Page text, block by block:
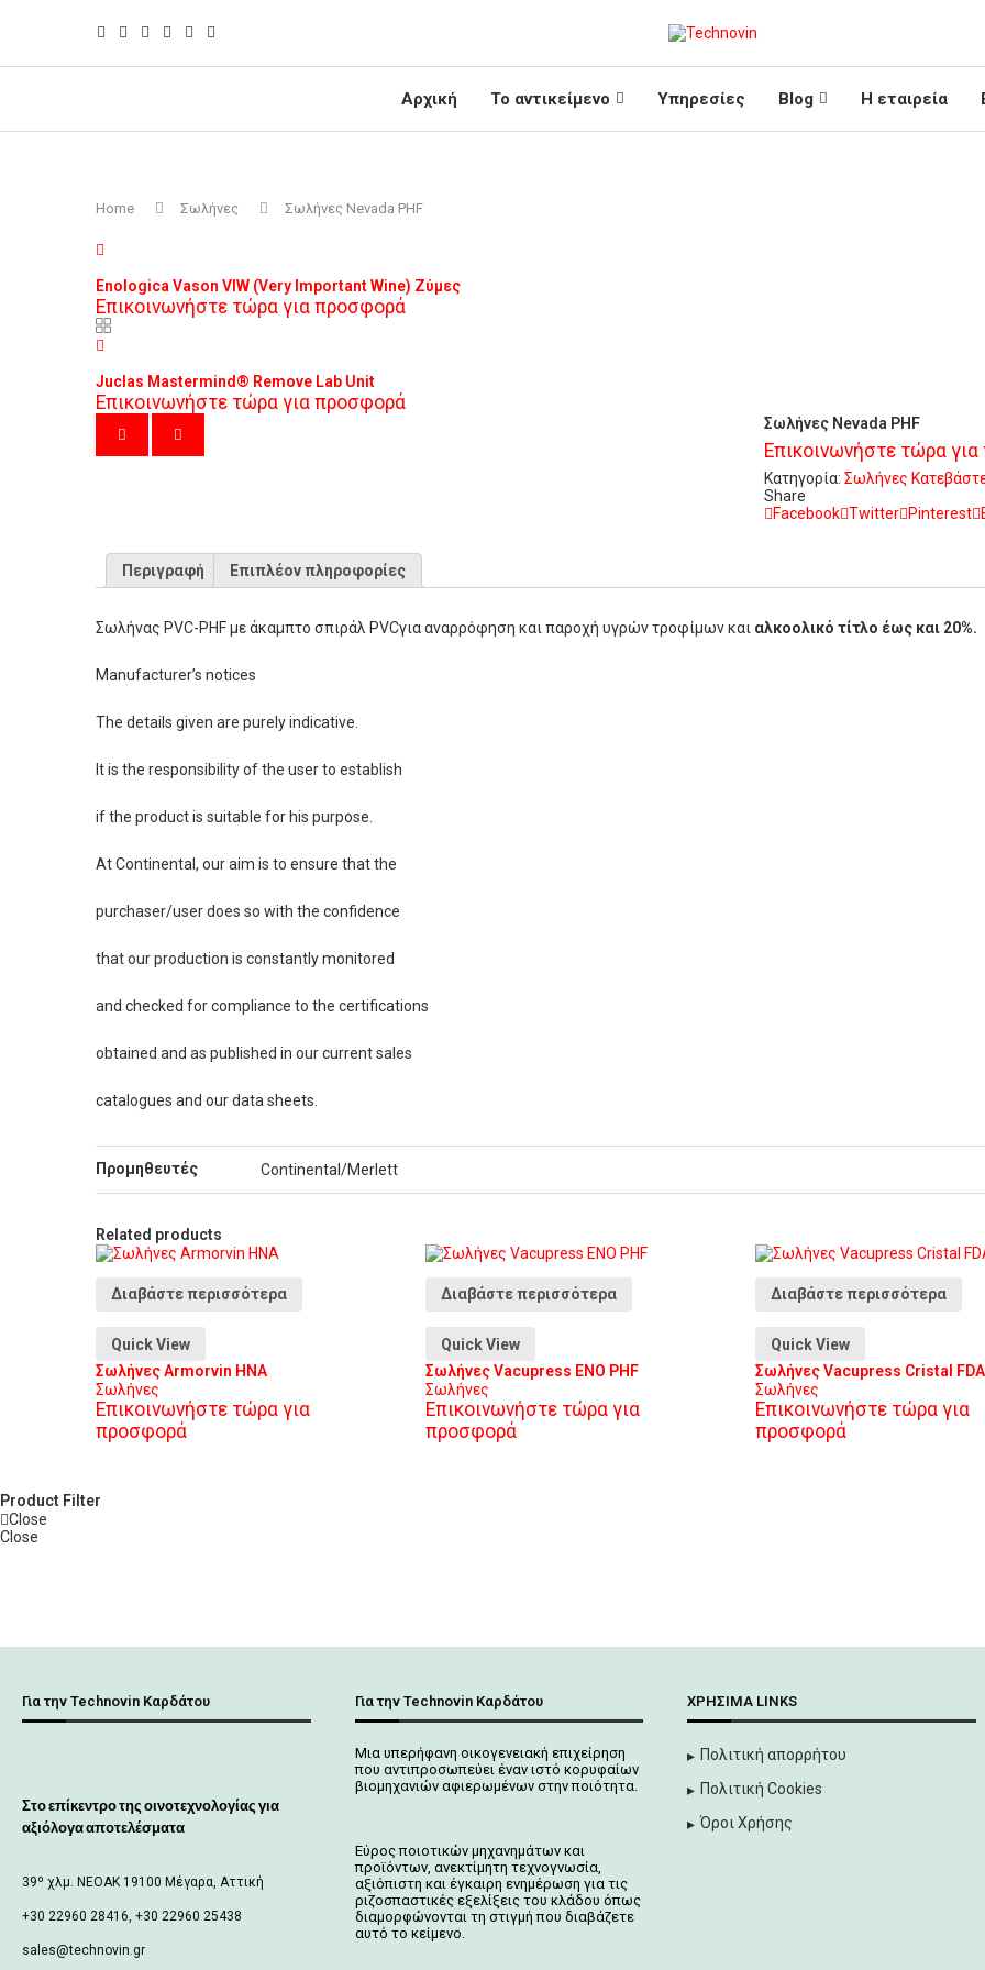
Αρχική Το αντικείμενο Υπηρεσίες Blog Η εταιρεία
Home Σωλήνες Σωλήνες Nevada PHF
Enologica Vason VIW (Very Important Wine) Ζύμες
Επικοινωνήστε τώρα για προσφορά
Juclas Mastermind® Remove Lab Unit
Επικοινωνήστε τώρα για προσφορά
Σωλήνες Nevada PHF
Επικοινωνήστε τώρα
Κατηγορία: Σωλήνες
Share
Facebook Twitter Pinterest
Περιγραφή Επιπλέον πληροφορίες
Σωλήνας PVC-PHF με άκαμπτο σπιράλ PVCγια αναρρόφηση και παροχή υγρών τροφίμων και αλκοoλικό τίτλο έως και 20%.
Manufacturer’s notices
The details given are purely indicative.
It is the responsibility of the user to establish
if the product is suitable for his purpose.
At Continental, our aim is to ensure that the
purchaser/user does so with the confidence
that our production is constantly monitored
and checked for compliance to the certifications
obtained and as published in our current sales
catalogues and our data sheets.
Προμηθευτές Continental/Merlett
Related products
Διαβάστε περισσότερα
Quick View
Σωλήνες Armorvin HNA
Σωλήνες
Επικοινωνήστε τώρα για
προσφορά
Διαβάστε περισσότερα
Quick View
Σωλήνες Vacupress ENO PHF
Σωλήνες
Επικοινωνήστε τώρα για
προσφορά
Διαβάστε περισσότερα
Quick View
Σωλήνες Vacupress Cristal FDA
Σωλήνες
Επικοινωνήστε τώρα για
προσφορά
Product Filter
Close
Close
Για την Technovin Καρδάτου
Στο επίκεντρο της οινοτεχνολογίας για
αξιόλογα αποτελέσματα
39º χλμ. ΝΕΟΑΚ 19100 Mέγαρα, Αττική
+30 22960 28416, +30 22960 25438
sales@technovin.gr
Για την Technovin Καρδάτου
Μια υπερήφανη οικογενειακή επιχείρηση
που αντιπροσωπεύει έναν ιστό κορυφαίων
βιομηχανιών αφιερωμένων στην ποιότητα.
Εύρος ποιοτικών μηχανημάτων και
προϊόντων, ανεκτίμητη τεχνογνωσία,
αξιόπιστη και έγκαιρη ενημέρωση για τις
ριζοσπαστικές εξελίξεις του κλάδου όπως
διαμορφώνονται τη στιγμή που διαβάζετε
αυτό το κείμενο.
ΧΡΉΣΙΜΑ LINKS
Πολιτική απορρήτου
Πολιτική Cookies
Όροι Χρήσης